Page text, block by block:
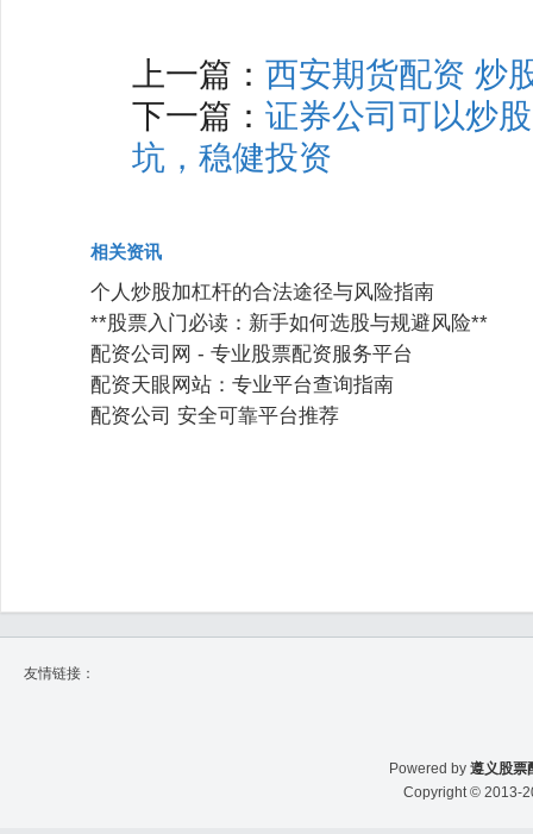
上一篇： 西安期货配资 炒
下一篇： 证券公司可以炒
坑，稳健投资
相关资讯
个人炒股加杠杆的合法途径与风险指南
**股票入门必读：新手如何选股与规避风险**
配资公司网 - 专业股票配资服务平台
配资天眼网站：专业平台查询指南
配资公司 安全可靠平台推荐
友情链接：
Powered by 遵义股票
Copyright© 2013-